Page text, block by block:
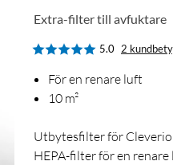
Extra-filter till avfuktare
5.0 2
För en renare luft
10 m²
Utbytesfilter för
HEPA-filter för en renare